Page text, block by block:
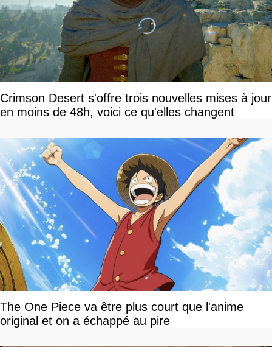
Crimson Desert s'offre trois nouvelles mises à jour
en moins de 48h, voici ce qu'elles changent
The One Piece va être plus court que l'anime
original et on a échappé au pire